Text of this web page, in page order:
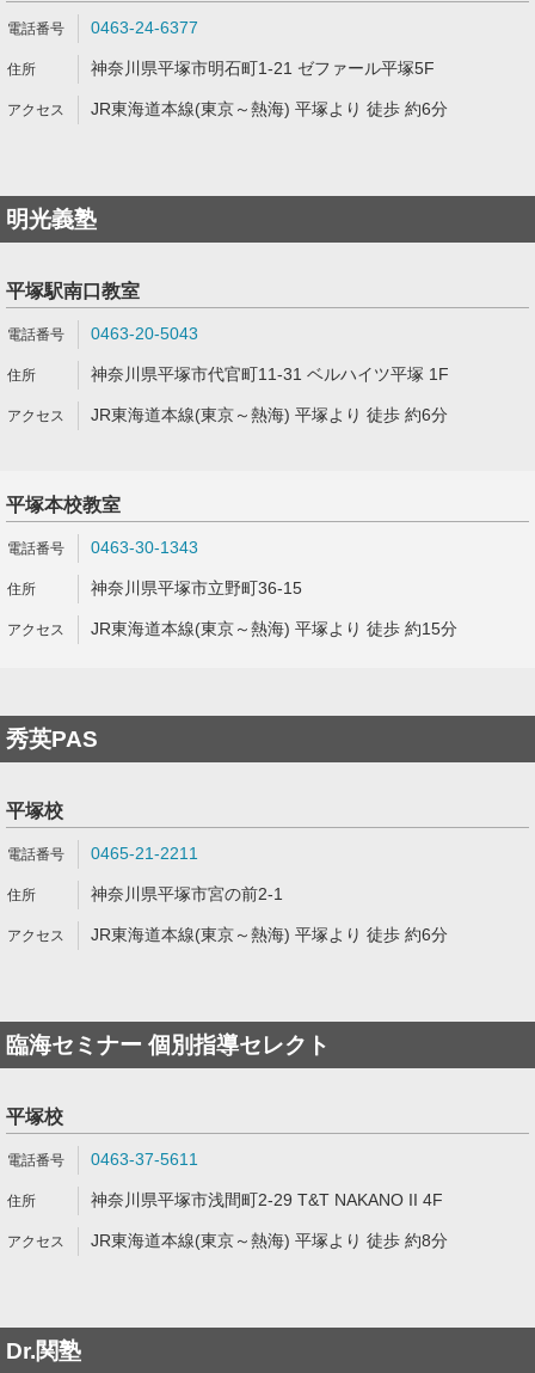
0463-24-6377
神奈川県平塚市明石町1-21 ゼファール平塚5F
JR東海道本線(東京～熱海) 平塚より 徒歩 約6分
明光義塾
平塚駅南口教室
0463-20-5043
神奈川県平塚市代官町11-31 ベルハイツ平塚 1F
JR東海道本線(東京～熱海) 平塚より 徒歩 約6分
平塚本校教室
0463-30-1343
神奈川県平塚市立野町36-15
JR東海道本線(東京～熱海) 平塚より 徒歩 約15分
秀英PAS
平塚校
0465-21-2211
神奈川県平塚市宮の前2-1
JR東海道本線(東京～熱海) 平塚より 徒歩 約6分
臨海セミナー 個別指導セレクト
平塚校
0463-37-5611
神奈川県平塚市浅間町2-29 T&T NAKANO II 4F
JR東海道本線(東京～熱海) 平塚より 徒歩 約8分
Dr.関塾